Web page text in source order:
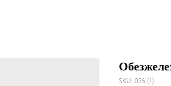
SKU: 026 (1)